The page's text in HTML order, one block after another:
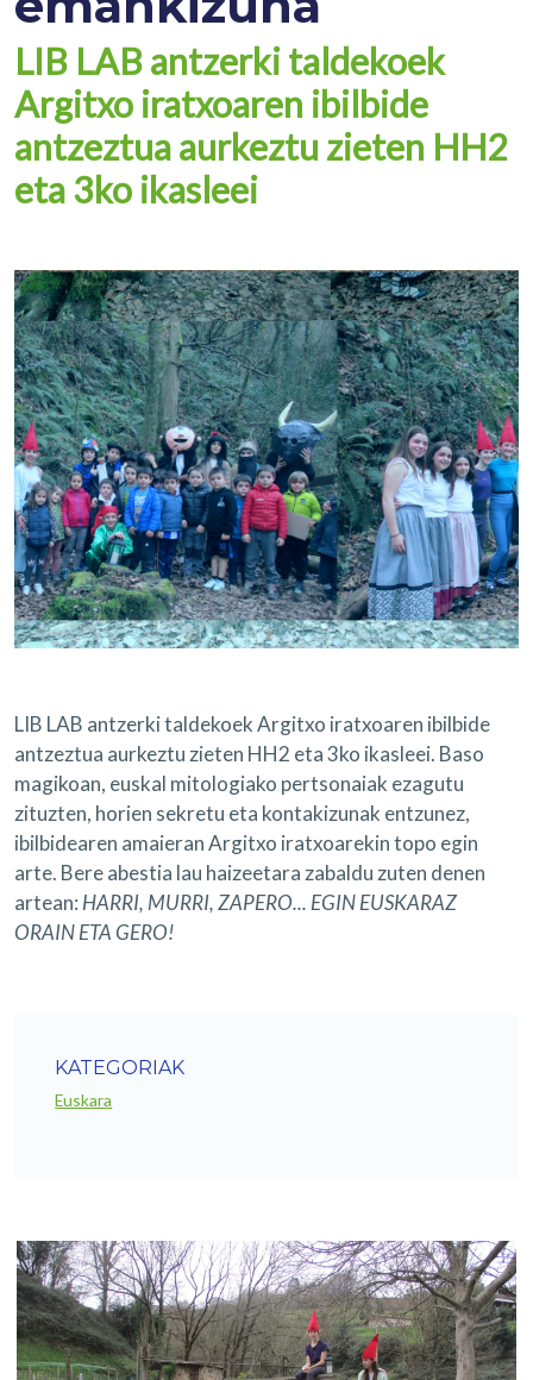
LIB LAB antzerki taldekoek
Argitxo iratxoaren ibilbide
antzeztua aurkeztu zieten HH2
eta 3ko ikasleei
LIB LAB antzerki taldekoek Argitxo iratxoaren ibilbide
antzeztua aurkeztu zieten HH2 eta 3ko ikasleei. Baso
magikoan, euskal mitologiako pertsonaiak ezagutu
zituzten, horien sekretu eta kontakizunak entzunez,
ibilbidearen amaieran Argitxo iratxoarekin topo egin
arte. Bere abestia lau haizeetara zabaldu zuten denen
artean: HARRI, MURRI, ZAPERO... EGIN EUSKARAZ
ORAIN ETA GERO!
KATEGORIAK
Euskara